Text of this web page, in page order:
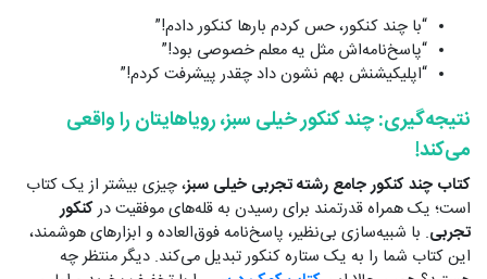
“با چند کنکور، حس کردم بارها کنکور دادم!”
“پاسخ‌نامه‌اش مثل یه معلم خصوصی بود!”
“اپلیکیشنش بهم نشون داد چقدر پیشرفت کردم!”
نتیجه‌گیری: چند کنکور خیلی سبز، رویاهایتان را واقعی
می‌کند!
کتاب چند کنکور جامع رشته تجربی خیلی سبز، چیزی بیشتر از یک کتاب
است؛ یک همراه قدرتمند برای رسیدن به قله‌های موفقیت درکنکور
تجربی. با شبیه‌سازی بی‌نظیر، پاسخ‌نامه فوق‌العاده و ابزارهای هوشمند،
این کتاب شما را به یک ستاره کنکور تبدیل می‌کند. دیگر منتظر چه